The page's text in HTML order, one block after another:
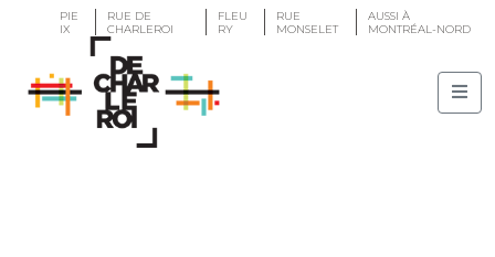
PIE
IX
RUE DE
CHARLEROI
FLEU
RY
RUE
MONSELET
AUSSI À
MONTRÉAL-NORD